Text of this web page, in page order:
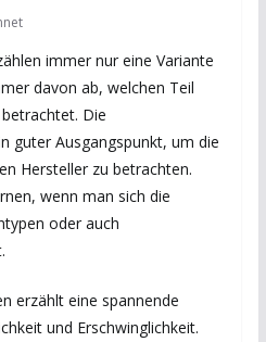
immer nur eine Variante
davon ab, welchen Teil
Die
guter Ausgangspunkt, um die
Hersteller zu betrachten.
wenn man sich die
oder auch
erzählt eine spannende
und Erschwinglichkeit.